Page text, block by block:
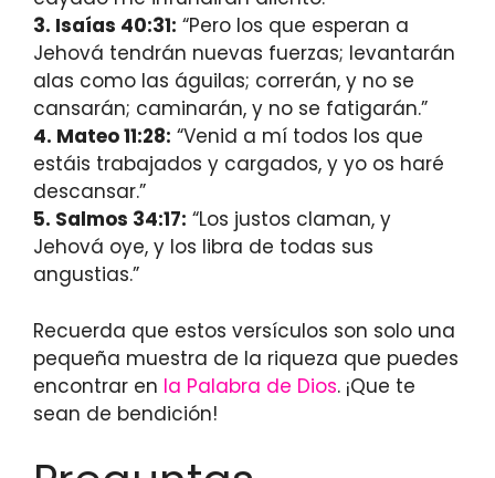
3. Isaías 40:31: “Pero los que esperan a
Jehová tendrán nuevas fuerzas; levantarán
alas como las águilas; correrán, y no se
cansarán; caminarán, y no se fatigarán.”
4. Mateo 11:28: “Venid a mí todos los que
estáis trabajados y cargados, y yo os haré
descansar.”
5. Salmos 34:17: “Los justos claman, y
Jehová oye, y los libra de todas sus
angustias.”
Recuerda que estos versículos son solo una
pequeña muestra de la riqueza que puedes
encontrar en la Palabra de Dios. ¡Que te
sean de bendición!